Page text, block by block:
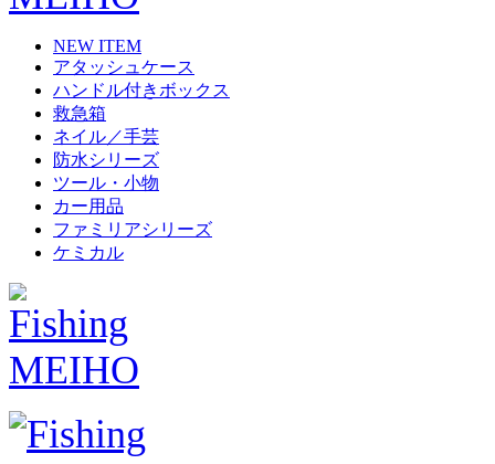
NEW ITEM
アタッシュケース
ハンドル付きボックス
救急箱
ネイル／手芸
防水シリーズ
ツール・小物
カー用品
ファミリアシリーズ
ケミカル